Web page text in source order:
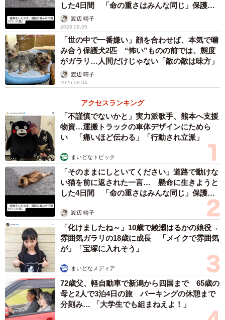
した4日間 「命の重さはみんな同じ」保護団
体代表の訴え
渡辺 晴子
2026.08.05
「世の中で一番嫌い」顔を合わせば、本気で噛
み合う保護犬2匹 “怖い”ものの前では、態度
がガラリ…人間だけじゃない「敵の敵は味方」
渡辺 晴子
2026.08.04
アクセスランキング
「不謹慎でないかと」実力派歌手、熊本へ支援
物資…運搬トラックの車体デザインにためら
い 「痛いほど伝わる」「行動され立派」
まいどなトピック
「そのままにしといてください」道路で動けな
い猫を前に返された一言… 懸命に生きようと
した4日間 「命の重さはみんな同じ」保護団
渡辺 晴子
「化けましたね～」10歳で綾瀬はるかの娘役→
雰囲気ガラリの18歳に成長 「メイクで雰囲気
が」「宝塚に入れそう」
まいどなメディア
72歳父、軽自動車で新潟から四国まで 65歳の
母と2人で3泊4日の旅 パーキングの休憩まで
分刻み… 「大学生でも組まねえよ！」